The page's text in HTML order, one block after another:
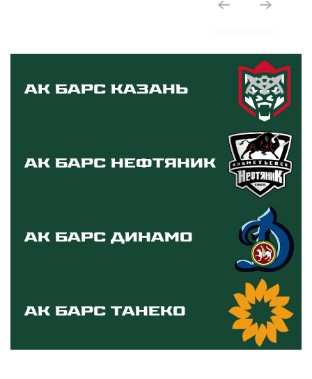
Ак Барс Казань
Ак Барс Нефтяник
Ак Барс Динамо
Ак Барс ТАНЕКО